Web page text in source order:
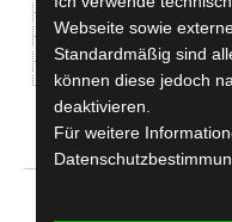
News
Kontakt + GB
Impressum
Webseite sowie
Standardmäßig sind
können diese jedoch
deaktivieren.
Für weitere